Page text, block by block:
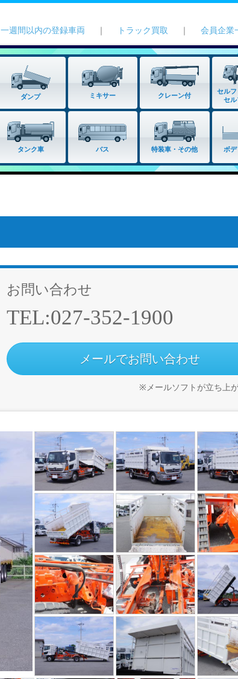
一週間以内の登録車両 ｜ トラック買取 ｜ 会員企業
ダンプ ミキサー クレーン付
セル
セ
タンク車 バス 特装車・その他 ボ
お問い合わせ
TEL:027-352-1900
メールでお問い合わせ
※メールソフトが立ち上が